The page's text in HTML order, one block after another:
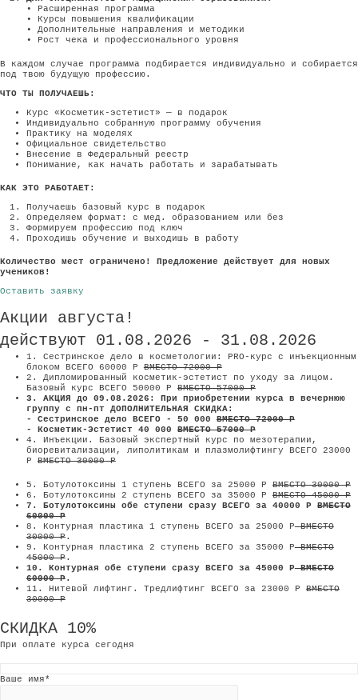
• Расширенная программа
• Курсы повышения квалификации
• Дополнительные направления и методики
• Рост чека и профессионального уровня
В каждом случае программа подбирается индивидуально и собирается
под твою будущую профессию.
ЧТО ТЫ ПОЛУЧАЕШЬ:
Курс «Косметик‑эстетист» — в подарок
Индивидуально собранную программу обучения
Практику на моделях
Официальное свидетельство
Внесение в Федеральный реестр
Понимание, как начать работать и зарабатывать
КАК ЭТО РАБОТАЕТ:
Получаешь базовый курс в подарок
Определяем формат: с мед. образованием или без
Формируем профессию под ключ
Проходишь обучение и выходишь в работу
Количество мест ограничено! Предложение действует для новых
учеников!
Оставить заявку
Акции августа!
действуют 01.08.2026 - 31.08.2026
1. Сестринское дело в косметологии: PRO-курс с инъекционным
блоком ВСЕГО 60000 РВМЕСТО 72000 P
2. Дипломированный косметик-эстетист по уходу за лицом.
Базовый курс ВСЕГО 50000 РВМЕСТО 57000 P
3. АКЦИЯ до 09.08.2026: При приобретении курса в вечернюю
группу с пн-пт ДОПОЛНИТЕЛЬНАЯ СКИДКА:
- Сестринское дело ВСЕГО - 50 000ВМЕСТО 72000 Р
- Косметик-Эстетист 40 000ВМЕСТО 57000 Р
4. Инъекции. Базовый экспертный курс по мезотерапии,
биоревитализации, липолитикам и плазмолифтингу ВСЕГО 23000
РВМЕСТО 30000 P
5. Ботулотоксины 1 ступень ВСЕГО за 25000 РВМЕСТО 30000 Р
6. Ботулотоксины 2 ступень ВСЕГО за 35000 РВМЕСТО 45000 Р
7. Ботулотоксины обе ступени сразу ВСЕГО за 40000 РВМЕСТО
60000 Р
8. Контурная пластика 1 ступень ВСЕГО за 25000 РВМЕСТО
30000 Р.
9. Контурная пластика 2 ступень ВСЕГО за 35000 РВМЕСТО
45000 Р.
10. Контурная обе ступени сразу ВСЕГО за 45000 РВМЕСТО
60000 Р.
11. Нитевой лифтинг. Тредлифтинг ВСЕГО за 23000 РВМЕСТО
30000 P
СКИДКА 10%
При оплате курса сегодня
Ваше имя*